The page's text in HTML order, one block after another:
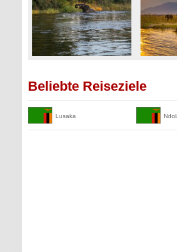
Beliebte Reiseziele
Lusaka